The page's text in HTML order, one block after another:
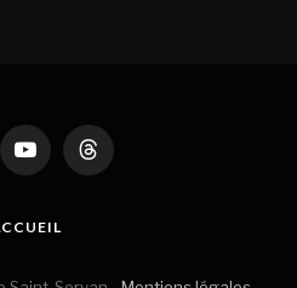
YouTubeThreads